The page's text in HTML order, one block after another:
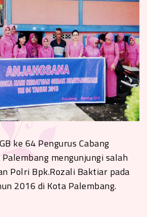
ke 64 Pengurus Cabang
mengunjungi salah
Polri Bpk.Rozali Baktiar pada
2016 di Kota Palembang.